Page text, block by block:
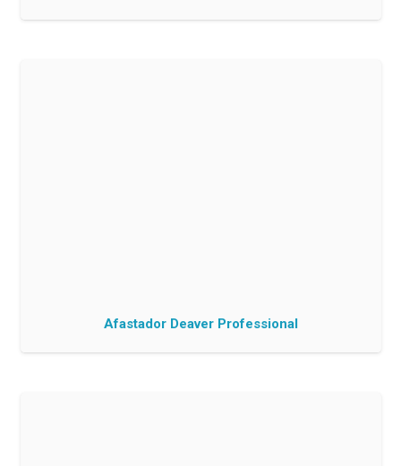
Afastador Deaver Professional